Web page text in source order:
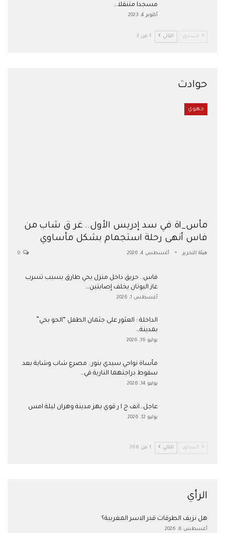
مسجدا متنقلا…
أكتوبر 4, 2023
السابق التالي 1 من 3
حوادث
جهوي
مأس_اة في سد إدريس الأول.. غر ق شاب من
فاس أنهى رحلة استجمام بشكل مأساوي
هيئة التحرير أغسطس 4, 2026
فاس.. حريق داخل منزل بحي طارق بسبب تسرب
غاز البوتان يخلف إصابتين…
أغسطس 1, 2026
​الداخلة : العثور على جثمان الطفل “الحو بحي”
بمدينة…
يوليو 16, 2026
مأساة نواحي سيدي بنور.. مصرع شاب وشابة بعد
سقوط دراجتهما النارية في…
يوليو 14, 2026
عاجل…انف ج ا ر قوي يهز مدينة وهران ليلة امس
يوليو 12, 2026
السابق التالي 1 من 368
الرأي
هل نزيف الطرقات قدر الاسر المغربية؟
أغسطس 6, 2026